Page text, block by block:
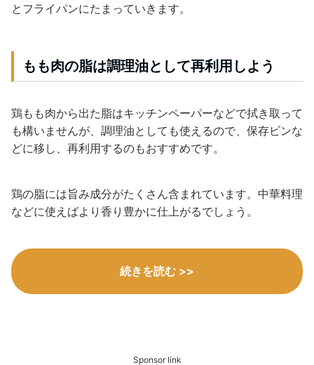
とフライパンにたまっていきます。
もも肉の脂は調理油として再利用しよう
鶏もも肉から出た脂はキッチンペーパーなどで拭き取って
も構いませんが、調理油としても使えるので、保存ビンな
どに移し、再利用するのもおすすめです。
鶏の脂には旨み成分がたくさん含まれています。中華料理
などに使えばより香り豊かに仕上がるでしょう。
続きを読む >>
Sponsor link